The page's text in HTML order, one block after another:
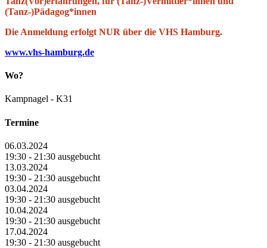
(Tanz-)Pädagog*innen
Die Anmeldung erfolgt NUR über die VHS Hamburg.
www.vhs-hamburg.de
Wo?
Kampnagel - K31
Termine
06.03.2024
19:30 - 21:30 ausgebucht
13.03.2024
19:30 - 21:30 ausgebucht
03.04.2024
19:30 - 21:30 ausgebucht
10.04.2024
19:30 - 21:30 ausgebucht
17.04.2024
19:30 - 21:30 ausgebucht